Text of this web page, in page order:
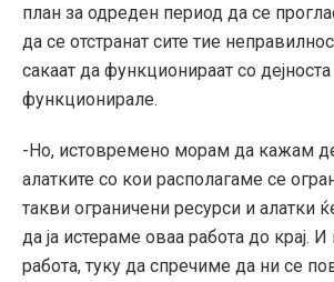
план за одреден период да се
да се отстранат сите тие
сакаат да функционираат со
функционирале.
-Но, истовремено морам да кажам
алатките со кои располагаме се
такви ограничени ресурси и алатки
да ја истераме оваа работа до крај.
работа, туку да спречиме да ни се